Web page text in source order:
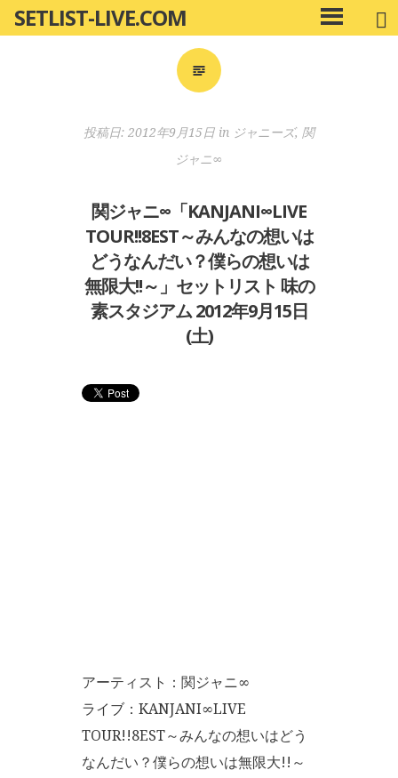
ン
SETLIST-LIVE.COM
メ
イ
投稿日: 2012年9月15日 in ジャニーズ, 関
ジャニ∞
関ジャニ∞「KANJANI∞LIVE
TOUR!!8EST～みんなの想いは
どうなんだい？僕らの想いは
無限大!!～」セットリスト 味の
素スタジアム 2012年9月15日
(土)
アーティスト：関ジャニ∞
ライブ：KANJANI∞LIVE
TOUR!!8EST～みんなの想いはどう
なんだい？僕らの想いは無限大!!～